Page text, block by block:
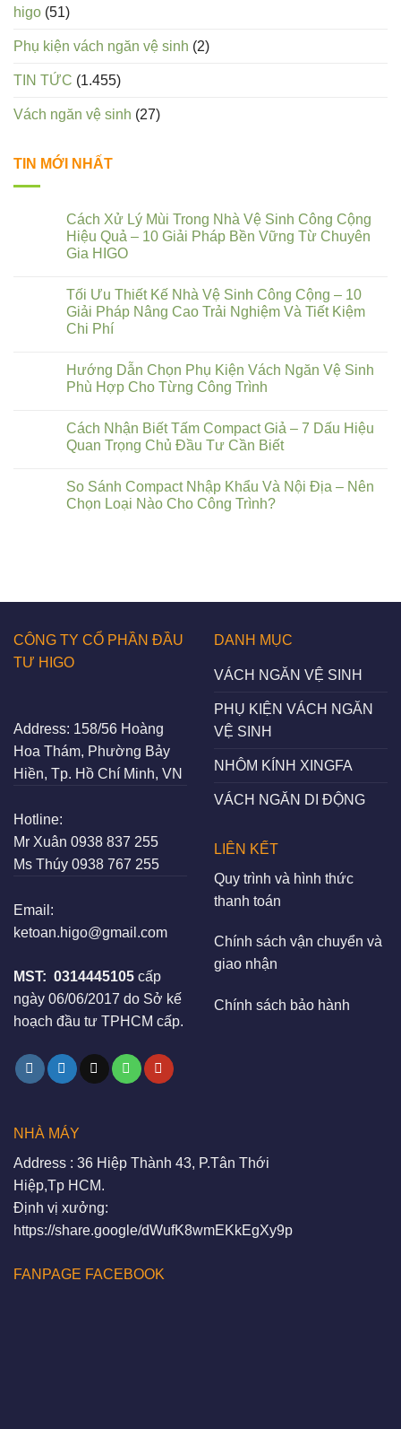
higo (51)
Phụ kiện vách ngăn vệ sinh (2)
TIN TỨC (1.455)
Vách ngăn vệ sinh (27)
TIN MỚI NHẤT
Cách Xử Lý Mùi Trong Nhà Vệ Sinh Công Cộng
Hiệu Quả – 10 Giải Pháp Bền Vững Từ Chuyên
Gia HIGO
Tối Ưu Thiết Kế Nhà Vệ Sinh Công Cộng – 10
Giải Pháp Nâng Cao Trải Nghiệm Và Tiết Kiệm
Chi Phí
Hướng Dẫn Chọn Phụ Kiện Vách Ngăn Vệ Sinh
Phù Hợp Cho Từng Công Trình
Cách Nhận Biết Tấm Compact Giả – 7 Dấu Hiệu
Quan Trọng Chủ Đầu Tư Cần Biết
So Sánh Compact Nhập Khẩu Và Nội Địa – Nên
Chọn Loại Nào Cho Công Trình?
CÔNG TY CỔ PHẦN ĐẦU
TƯ HIGO
Address: 158/56 Hoàng
Hoa Thám, Phường Bảy
Hiền, Tp. Hồ Chí Minh, VN
Hotline:
Mr Xuân 0938 837 255
Ms Thúy 0938 767 255
Email:
ketoan.higo@gmail.com
MST: 0314445105 cấp
ngày 06/06/2017 do Sở kế
hoạch đầu tư TPHCM cấp.
DANH MỤC
VÁCH NGĂN VỆ SINH
PHỤ KIỆN VÁCH NGĂN
VỆ SINH
NHÔM KÍNH XINGFA
VÁCH NGĂN DI ĐỘNG
LIÊN KẾT
Quy trình và hình thức
thanh toán
Chính sách vận chuyển và
giao nhận
Chính sách bảo hành
NHÀ MÁY
Address : 36 Hiệp Thành 43, P.Tân Thới
Hiệp,Tp HCM.
Định vị xưởng:
https://share.google/dWufK8wmEKkEgXy9p
FANPAGE FACEBOOK